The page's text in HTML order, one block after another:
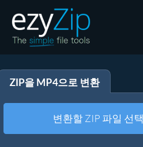
압축 해제
기타 도구
ZIP을 MP4으로 변환
변환할 ZIP 파일 선택